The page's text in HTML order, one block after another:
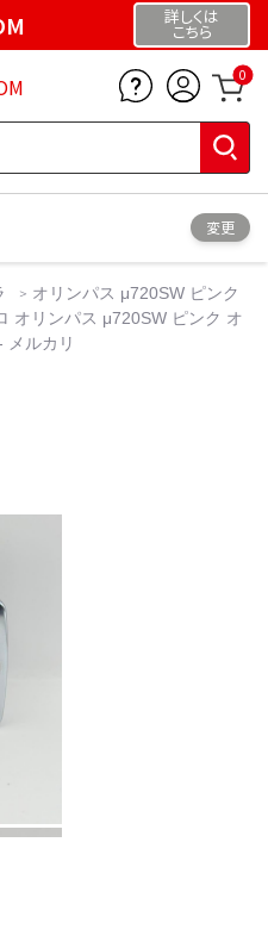
詳しくは
こちら
0
変更
オリンパス μ720SW ピンク
オリンパス μ720SW ピンク オ
メルカリ